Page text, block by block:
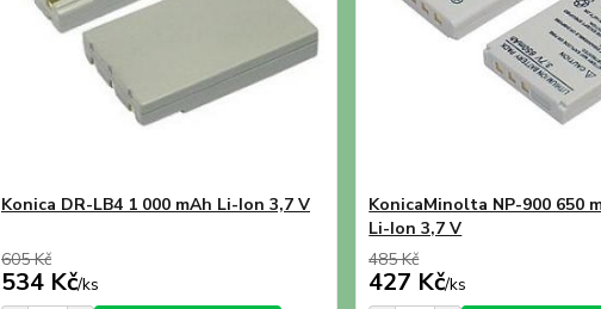
Konica DR-LB4 1 000 mAh Li-Ion 3,7 V
605 Kč
534 Kč/ks
KonicaMinolta NP-900 650
Li-Ion 3,7 V
485 Kč
427 Kč/ks